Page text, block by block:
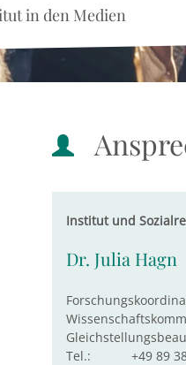
in den Medien
Institut und
Dr. Julia Hagn
Tel.:
+49 89